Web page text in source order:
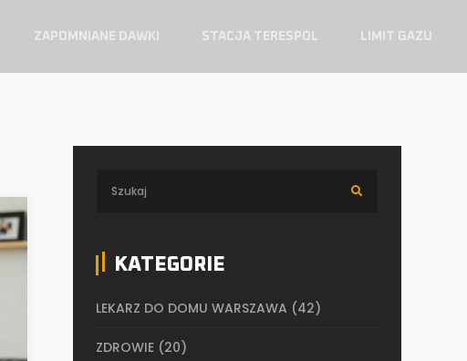
ZAPOMNIANE DAWKI STACJA TERESPOL LIMIT GAZU
KATEGORIE
LEKARZ DO DOMU WARSZAWA (42)
ZDROWIE (20)